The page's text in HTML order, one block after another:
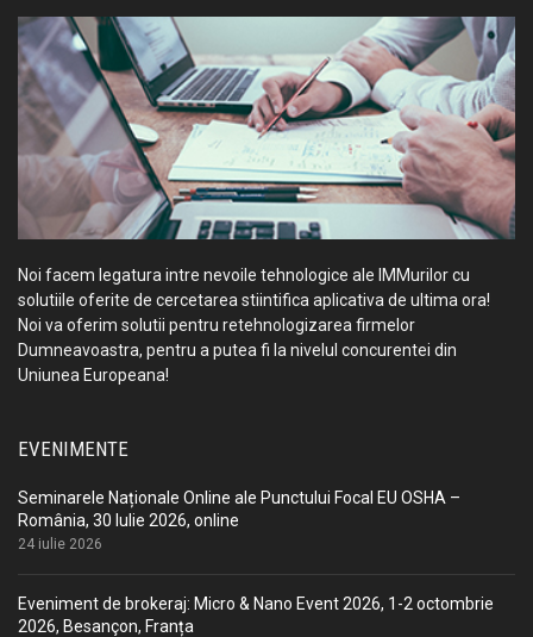
Noi facem legatura intre nevoile tehnologice ale IMMurilor cu
solutiile oferite de cercetarea stiintifica aplicativa de ultima ora!
Noi va oferim solutii pentru retehnologizarea firmelor
Dumneavoastra, pentru a putea fi la nivelul concurentei din
Uniunea Europeana!
EVENIMENTE
Seminarele Naționale Online ale Punctului Focal EU OSHA –
România, 30 Iulie 2026, online
24 iulie 2026
Eveniment de brokeraj: Micro & Nano Event 2026, 1-2 octombrie
2026, Besançon, Franța